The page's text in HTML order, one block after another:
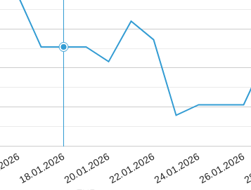
18.01.202620.01.202622.01.202624.01.202626.01.2026